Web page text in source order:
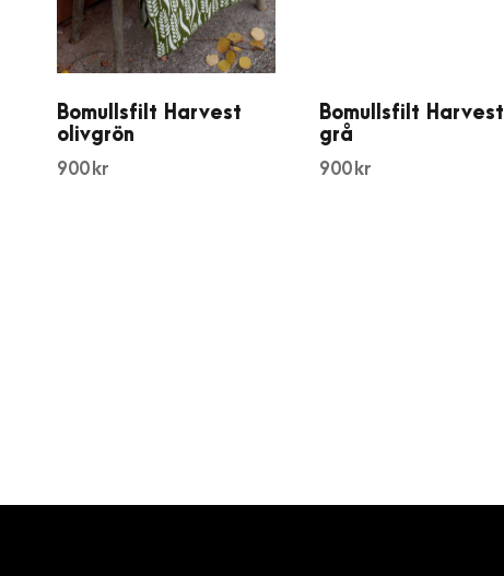
Bomullsfilt Harvest
olivgrön
900 kr
Bomullsfilt Harvest
grå
900 kr